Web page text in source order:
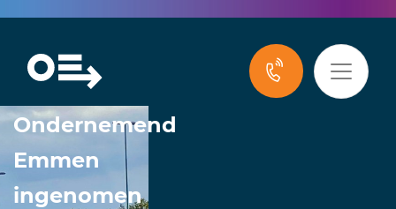
Nieuws
Ondernemend
Emmen
ingenomen